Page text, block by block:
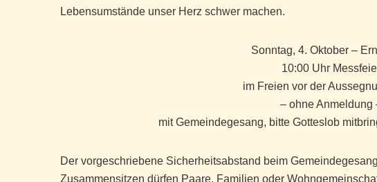
Lebensumstände unser Herz schwer machen.
Sonntag, 4. Oktober–
10:00 Uhr
im Freien vor der
– ohne Anmeldung
mit Gemeindegesang, bitte Gotteslob
Der vorgeschriebene Sicherheitsabstand beim
Zusammensitzen dürfen Paare, Familien oder